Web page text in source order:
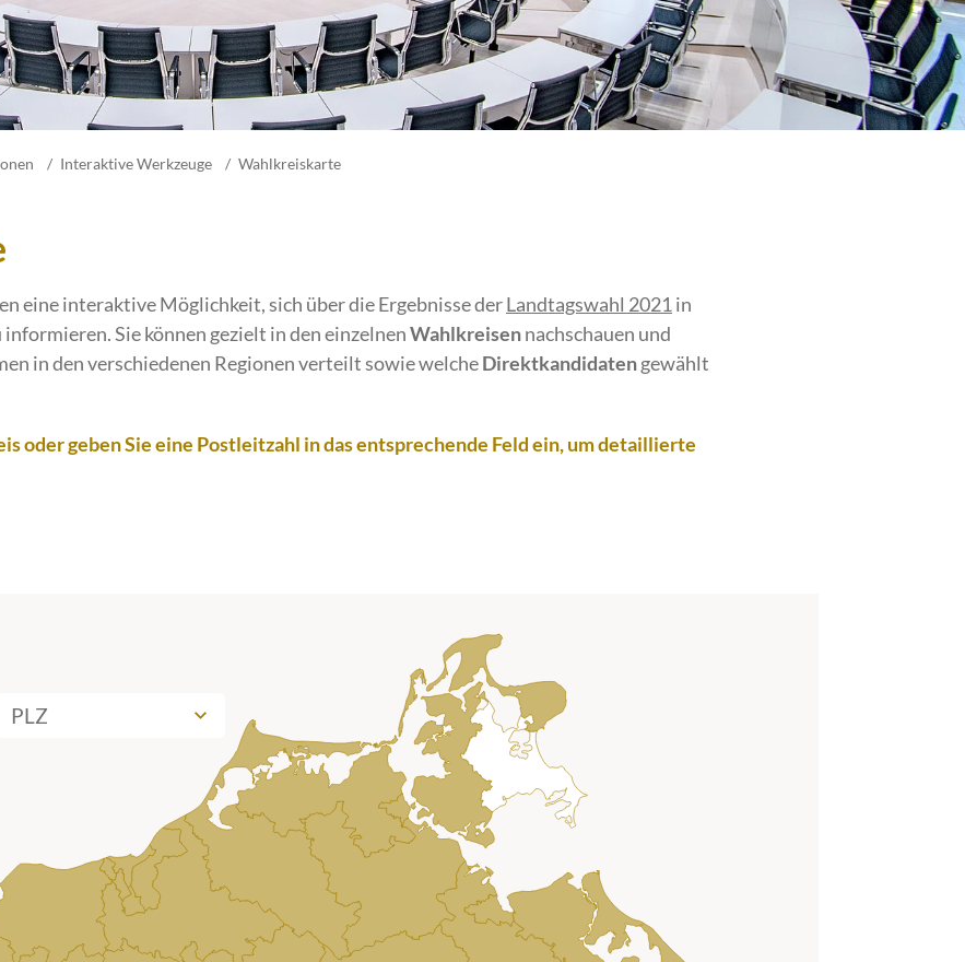
Interaktive Werkzeuge Wahlkreiskarte
eine interaktive Möglichkeit, sich über die Ergebnisse derLandtagswahl 2021 in
Sie können gezielt in den einzelnenWahlkreisennachschauen und
in den verschiedenen Regionen verteilt sowie welcheDirektkandidatengewählt
oder geben Sie eine Postleitzahl in das entsprechende Feld ein, um detaillierte
Rügen V
PLZ